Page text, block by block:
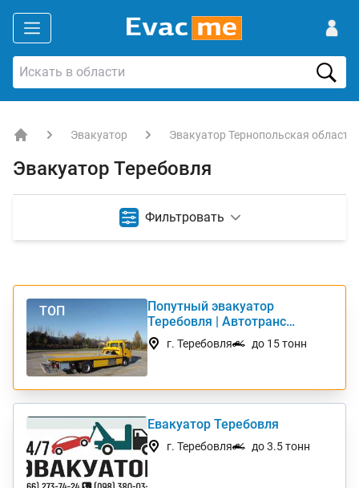
Эвакуатор Эвакуатор Тернопольская область
Эвакуатор Теребовля
Фильтровать
ТОП
Попутный эвакуатор
Теребовля | Автотранс
Интернешнл
г. Теребовля до 15 тонн
Евакуатор Теребовля
г. Теребовля до 3.5 тонн